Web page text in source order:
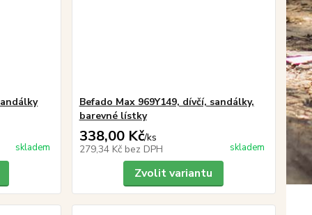
skladem
Befado Max 969Y149, dívčí, sandálky,
barevné lístky
338,00 Kč/ks
279,34 Kč bez DPH skladem
Zvolit variantu